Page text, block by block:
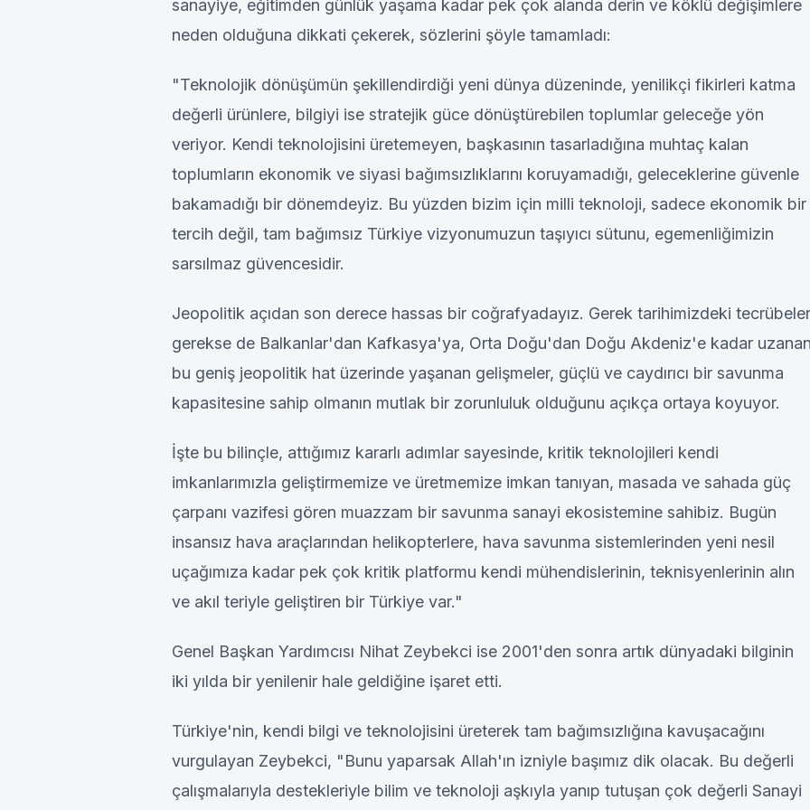
sanayiye, eğitimden günlük yaşama kadar pek çok alanda derin ve köklü değişimlere
neden olduğuna dikkati çekerek, sözlerini şöyle tamamladı:
"Teknolojik dönüşümün şekillendirdiği yeni dünya düzeninde, yenilikçi fikirleri katma
değerli ürünlere, bilgiyi ise stratejik güce dönüştürebilen toplumlar geleceğe yön
veriyor. Kendi teknolojisini üretemeyen, başkasının tasarladığına muhtaç kalan
toplumların ekonomik ve siyasi bağımsızlıklarını koruyamadığı, geleceklerine güvenle
bakamadığı bir dönemdeyiz. Bu yüzden bizim için milli teknoloji, sadece ekonomik bir
tercih değil, tam bağımsız Türkiye vizyonumuzun taşıyıcı sütunu, egemenliğimizin
sarsılmaz güvencesidir.
Jeopolitik açıdan son derece hassas bir coğrafyadayız. Gerek tarihimizdeki tecrübeler
gerekse de Balkanlar'dan Kafkasya'ya, Orta Doğu'dan Doğu Akdeniz'e kadar
bu geniş jeopolitik hat üzerinde yaşanan gelişmeler, güçlü ve caydırıcı bir savunma
kapasitesine sahip olmanın mutlak bir zorunluluk olduğunu açıkça ortaya koyuyor.
İşte bu bilinçle, attığımız kararlı adımlar sayesinde, kritik teknolojileri kendi
imkanlarımızla geliştirmemize ve üretmemize imkan tanıyan, masada ve sahada güç
çarpanı vazifesi gören muazzam bir savunma sanayi ekosistemine sahibiz. Bugün
insansız hava araçlarından helikopterlere, hava savunma sistemlerinden yeni nesil
uçağımıza kadar pek çok kritik platformu kendi mühendislerinin, teknisyenlerinin alın
ve akıl teriyle geliştiren bir Türkiye var."
Genel Başkan Yardımcısı Nihat Zeybekci ise 2001'den sonra artık dünyadaki bilginin
iki yılda bir yenilenir hale geldiğine işaret etti.
Türkiye'nin, kendi bilgi ve teknolojisini üreterek tam bağımsızlığına kavuşacağını
vurgulayan Zeybekci, "Bunu yaparsak Allah'ın izniyle başımız dik olacak. Bu değerli
çalışmalarıyla destekleriyle bilim ve teknoloji aşkıyla yanıp tutuşan çok değerli Sanayi